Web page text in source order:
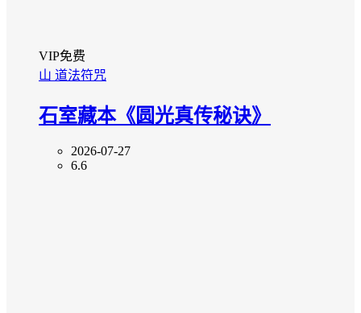
VIP免费
山 道法符咒
石室藏本《圆光真传秘诀》
2026-07-27
6.6